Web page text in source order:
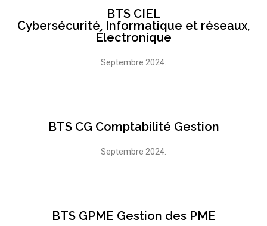
BTS CIEL
Cybersécurité, Informatique et réseaux,
Électronique
Septembre 2024.
BTS CG Comptabilité Gestion
Septembre 2024.
BTS GPME Gestion des PME